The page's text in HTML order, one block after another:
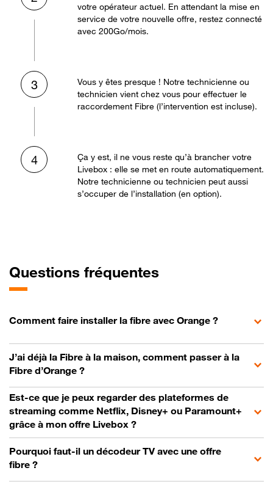
votre opérateur actuel. En attendant la mise en
service de votre nouvelle offre, restez connecté
avec 200Go/mois.
3
Vous y êtes presque ! Notre technicienne ou
technicien vient chez vous pour effectuer le
raccordement Fibre (l’intervention est incluse).
4
Ça y est, il ne vous reste qu’à brancher votre
Livebox : elle se met en route automatiquement.
Notre technicienne ou technicien peut aussi
s’occuper de l’installation (en option).
Questions fréquentes
Comment faire installer la fibre avec Orange ?
J’ai déjà la Fibre à la maison, comment passer à la
Fibre d’Orange ?
Est-ce que je peux regarder des plateformes de
streaming comme Netflix, Disney+ ou Paramount+
grâce à mon offre Livebox ?
Pourquoi faut-il un décodeur TV avec une offre
fibre ?